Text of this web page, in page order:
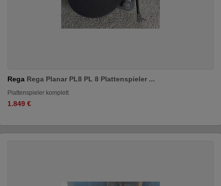
Rega Rega Planar PL8 PL 8 Plattenspieler ...
Plattenspieler komplett
1.849 €